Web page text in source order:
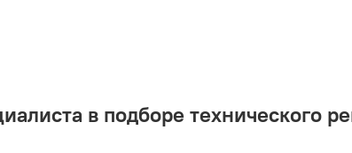
в подборе технического